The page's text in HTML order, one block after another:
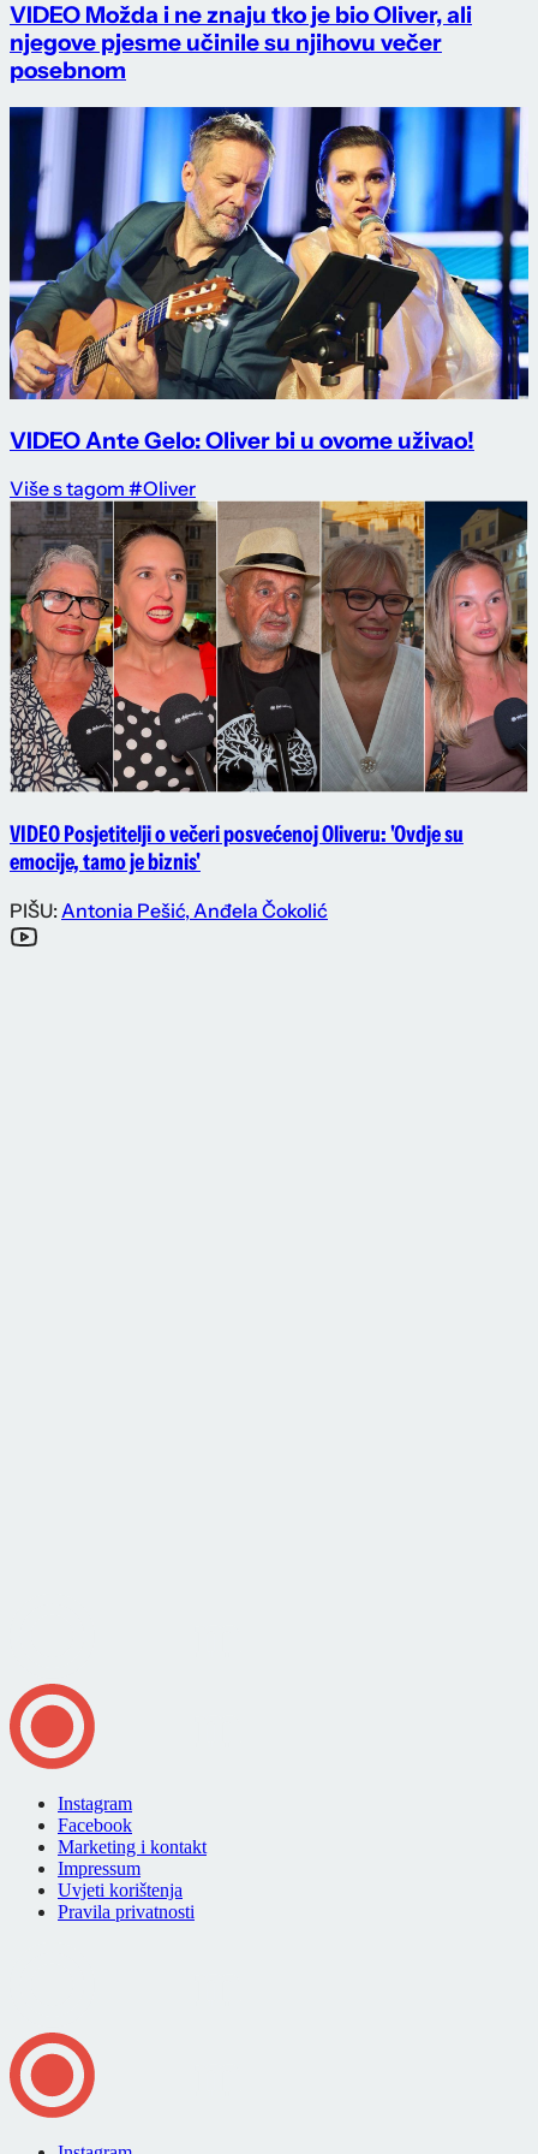
VIDEO Možda i ne znaju tko je bio Oliver, ali
njegove pjesme učinile su njihovu večer
posebnom
VIDEO Ante Gelo: Oliver bi u ovome uživao!
Više s tagom #Oliver
VIDEO Posjetitelji o večeri posvećenoj Oliveru: 'Ovdje su
emocije, tamo je biznis'
PIŠU: Antonia Pešić, Anđela Čokolić
Instagram
Facebook
Marketing i kontakt
Impressum
Uvjeti korištenja
Pravila privatnosti